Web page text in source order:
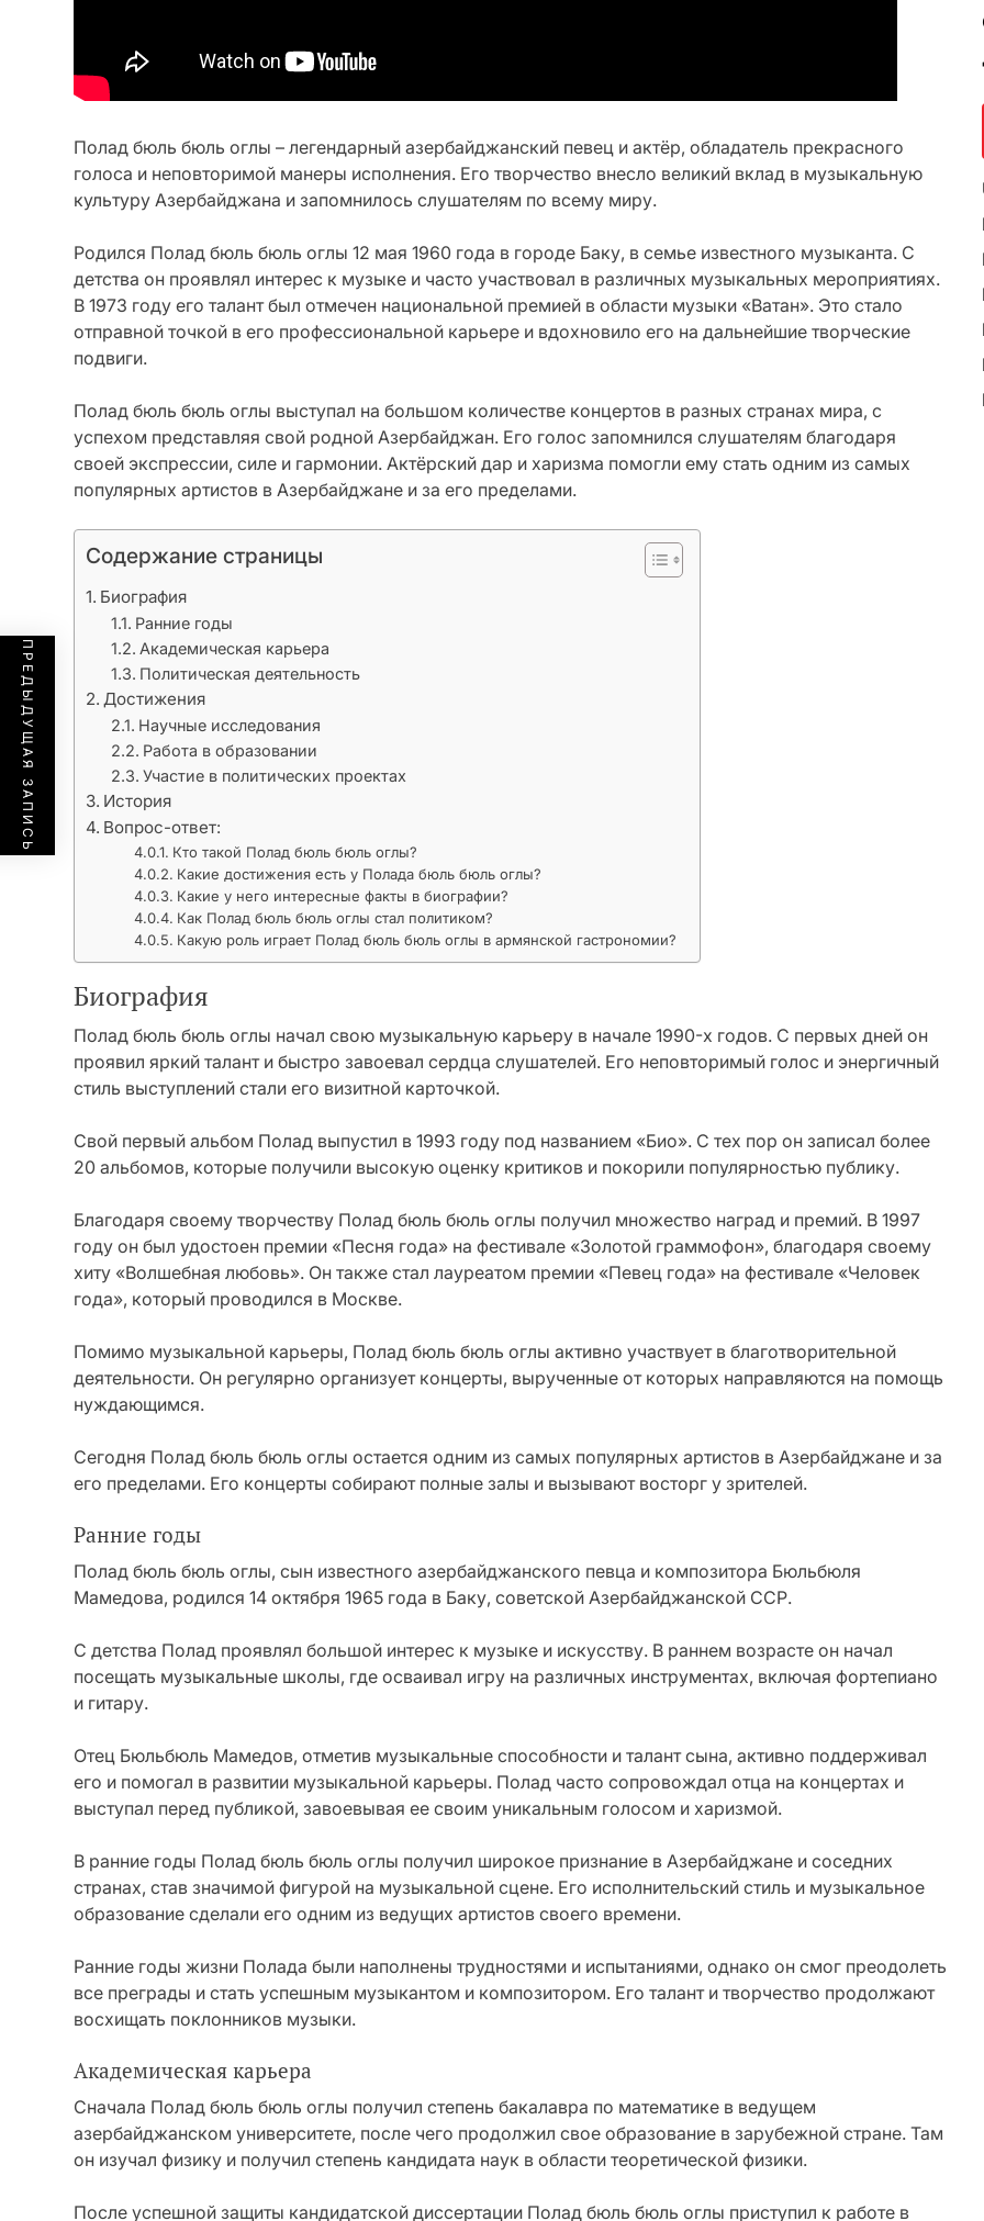
Полад бюль бюль оглы – легендарный азербайджанский певец и актёр, обладатель прекрасного
голоса и неповторимой манеры исполнения. Его творчество внесло великий вклад в музыкальную
культуру Азербайджана и запомнилось слушателям по всему миру.
Родился Полад бюль бюль оглы 12 мая 1960 года в городе Баку, в семье известного музыканта. С
детства он проявлял интерес к музыке и часто участвовал в различных музыкальных мероприятиях.
В 1973 году его талант был отмечен национальной премией в области музыки «Ватан». Это стало
отправной точкой в его профессиональной карьере и вдохновило его на дальнейшие творческие
подвиги.
Полад бюль бюль оглы выступал на большом количестве концертов в разных странах мира, с
успехом представляя свой родной Азербайджан. Его голос запомнился слушателям благодаря
своей экспрессии, силе и гармонии. Актёрский дар и харизма помогли ему стать одним из самых
популярных артистов в Азербайджане и за его пределами.
Содержание страницы
Биография
Ранние годы
Академическая карьера
Политическая деятельность
Достижения
Научные исследования
Работа в образовании
Участие в политических проектах
История
Вопрос-ответ:
Кто такой Полад бюль бюль оглы?
Какие достижения есть у Полада бюль бюль оглы?
Какие у него интересные факты в биографии?
Как Полад бюль бюль оглы стал политиком?
Какую роль играет Полад бюль бюль оглы в армянской гастрономии?
Биография
Полад бюль бюль оглы начал свою музыкальную карьеру в начале 1990-х годов. С первых дней он
проявил яркий талант и быстро завоевал сердца слушателей. Его неповторимый голос и энергичный
стиль выступлений стали его визитной карточкой.
Свой первый альбом Полад выпустил в 1993 году под названием «Био». С тех пор он записал более
20 альбомов, которые получили высокую оценку критиков и покорили популярностью публику.
Благодаря своему творчеству Полад бюль бюль оглы получил множество наград и премий. В 1997
году он был удостоен премии «Песня года» на фестивале «Золотой граммофон», благодаря своему
хиту «Волшебная любовь». Он также стал лауреатом премии «Певец года» на фестивале «Человек
года», который проводился в Москве.
Помимо музыкальной карьеры, Полад бюль бюль оглы активно участвует в благотворительной
деятельности. Он регулярно организует концерты, вырученные от которых направляются на помощь
нуждающимся.
Сегодня Полад бюль бюль оглы остается одним из самых популярных артистов в Азербайджане и за
его пределами. Его концерты собирают полные залы и вызывают восторг у зрителей.
Ранние годы
Полад бюль бюль оглы, сын известного азербайджанского певца и композитора Бюльбюля
Мамедова, родился 14 октября 1965 года в Баку, советской Азербайджанской ССР.
С детства Полад проявлял большой интерес к музыке и искусству. В раннем возрасте он начал
посещать музыкальные школы, где осваивал игру на различных инструментах, включая фортепиано
и гитару.
Отец Бюльбюль Мамедов, отметив музыкальные способности и талант сына, активно поддерживал
его и помогал в развитии музыкальной карьеры. Полад часто сопровождал отца на концертах и
выступал перед публикой, завоевывая ее своим уникальным голосом и харизмой.
В ранние годы Полад бюль бюль оглы получил широкое признание в Азербайджане и соседних
странах, став значимой фигурой на музыкальной сцене. Его исполнительский стиль и музыкальное
образование сделали его одним из ведущих артистов своего времени.
Ранние годы жизни Полада были наполнены трудностями и испытаниями, однако он смог преодолеть
все преграды и стать успешным музыкантом и композитором. Его талант и творчество продолжают
восхищать поклонников музыки.
Академическая карьера
Сначала Полад бюль бюль оглы получил степень бакалавра по математике в ведущем
азербайджанском университете, после чего продолжил свое образование в зарубежной стране. Там
он изучал физику и получил степень кандидата наук в области теоретической физики.
После успешной защиты кандидатской диссертации Полад бюль бюль оглы приступил к работе в
ПРЕДЫДУЩАЯ ЗАПИСЬ